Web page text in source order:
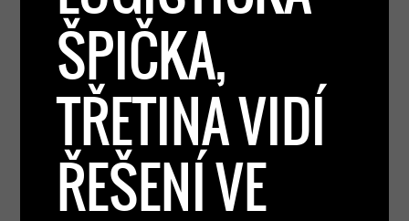
ŠPIČKA,
TŘETINA VIDÍ
ŘEŠENÍ VE